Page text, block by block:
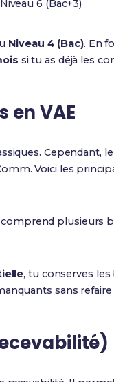
Niveau 6 (Bac+3)
Niveau 4 (Bac). En
si tu as déjà les
en VAE
Voici les
plusieurs
, tu conserves
sans